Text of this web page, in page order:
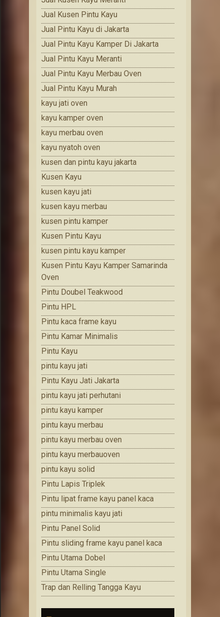
Jual Kusen Pintu Kayu
Jual Pintu Kayu di Jakarta
Jual Pintu Kayu Kamper Di Jakarta
Jual Pintu Kayu Meranti
Jual Pintu Kayu Merbau Oven
Jual Pintu Kayu Murah
kayu jati oven
kayu kamper oven
kayu merbau oven
kayu nyatoh oven
kusen dan pintu kayu jakarta
Kusen Kayu
kusen kayu jati
kusen kayu merbau
kusen pintu kamper
Kusen Pintu Kayu
kusen pintu kayu kamper
Kusen Pintu Kayu Kamper Samarinda
Oven
Pintu Doubel Teakwood
Pintu HPL
Pintu kaca frame kayu
Pintu Kamar Minimalis
Pintu Kayu
pintu kayu jati
Pintu Kayu Jati Jakarta
pintu kayu jati perhutani
pintu kayu kamper
pintu kayu merbau
pintu kayu merbau oven
pintu kayu merbauoven
pintu kayu solid
Pintu Lapis Triplek
Pintu lipat frame kayu panel kaca
pintu minimalis kayu jati
Pintu Panel Solid
Pintu sliding frame kayu panel kaca
Pintu Utama Dobel
Pintu Utama Single
Trap dan Relling Tangga Kayu